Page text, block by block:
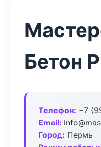
Бетон
Телефон: +7
Email:
Город: Пермь